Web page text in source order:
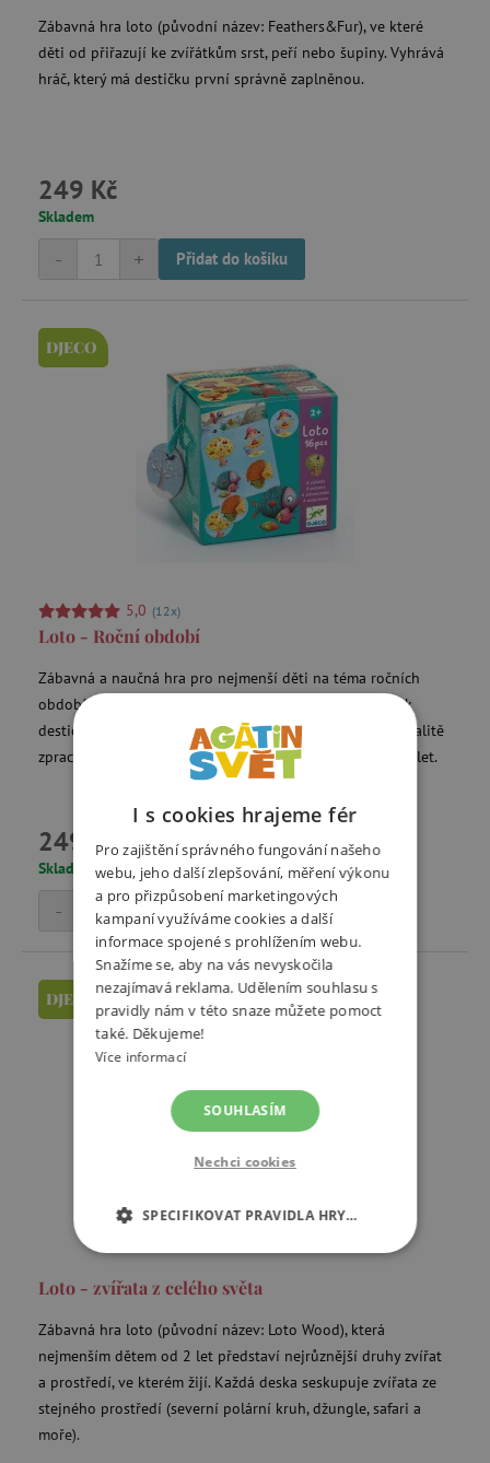
Zábavná hra loto (původní název: Feathers&Fur), ve které
děti od přiřazují ke zvířátkům srst, peří nebo šupiny. Vyhrává
hráč, který má destičku první správně zaplněnou.
249 Kč
Skladem
+
- Přidat do košíku
DJECO
5,0 (12x)
Loto - Roční období
Zábavná a naučná hra pro nejmenší děti na téma ročních
období. Děti mají za úkol přiřazovat kartičky s obrázky k
destičkám správného ročního období. Díky ilustracím, kvalitě
zpracování a velikosti dílků je hra vhodná pro děti od 2 let.
249 Kč
Skladem
+
- Přidat do košíku
DJECO
Loto - zvířata z celého světa
Zábavná hra loto (původní název: Loto Wood), která
nejmenším dětem od 2 let představí nejrůznější druhy zvířat
a prostředí, ve kterém žijí. Každá deska seskupuje zvířata ze
stejného prostředí (severní polární kruh, džungle, safari a
moře).
I s cookies hrajeme fér
Pro zajištění správného fungování našeho
webu, jeho další zlepšování, měření výkonu
a pro přizpůsobení marketingových
kampaní využíváme cookies a další
informace spojené s prohlížením webu.
Snažíme se, aby na vás nevyskočila
nezajímavá reklama. Udělením souhlasu s
pravidly nám v této snaze můžete pomoct
také. Děkujeme!
Více informací
SOUHLASÍM
Nechci cookies
SPECIFIKOVAT PRAVIDLA HRY…
MARKETINGOVÉ COOKIES
FUNKČNÍ SOUBORY